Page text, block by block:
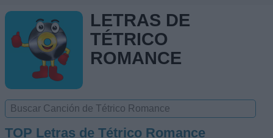
LETRAS DE
TÉTRICO
ROMANCE
TOP Letras de Tétrico Romance